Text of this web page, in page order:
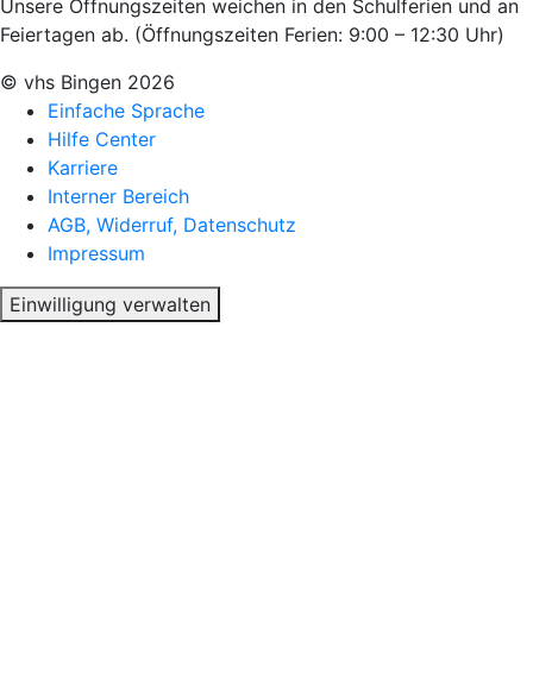
Unsere Öffnungszeiten weichen in den Schulferien und an
Feiertagen ab. (Öffnungszeiten Ferien: 9:00 – 12:30 Uhr)
© vhs Bingen 2026
Einfache Sprache
Hilfe Center
Karriere
Interner Bereich
AGB, Widerruf, Datenschutz
Impressum
Einwilligung verwalten